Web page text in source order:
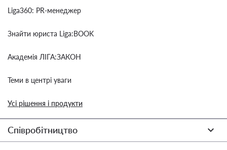
Liga360: PR-менеджер
Знайти юриста Liga:BOOK
Академія ЛІГА:ЗАКОН
Теми в центрі уваги
Усі рішення і продукти
Співробітництво